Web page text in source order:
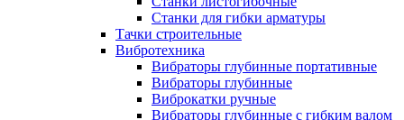
Станки для гибки арматуры
Тачки строительные
Вибротехника
Вибраторы глубинные портативные
Вибраторы глубинные
Виброкатки ручные
Вибраторы глубинные с гибким валом